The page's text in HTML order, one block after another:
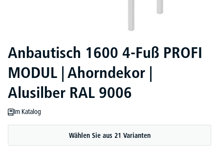
Anbautisch 1600 4-Fuß PROFI
MODUL | Ahorndekor |
Alusilber RAL 9006
Im Katalog
Wählen Sie aus 21 Varianten